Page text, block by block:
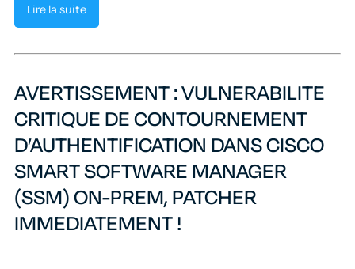
Lire la suite
AVERTISSEMENT : VULNERABILITE
CRITIQUE DE CONTOURNEMENT
D’AUTHENTIFICATION DANS CISCO
SMART SOFTWARE MANAGER
(SSM) ON-PREM, PATCHER
IMMEDIATEMENT !